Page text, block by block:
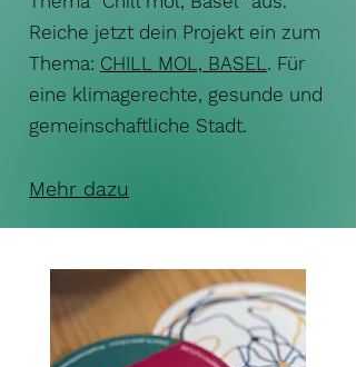
Reiche jetzt dein Projekt ein zum
Thema: CHILL MOL, BASEL. Für
eine klimagerechte, gesunde und
gemeinschaftliche Stadt.
Mehr dazu